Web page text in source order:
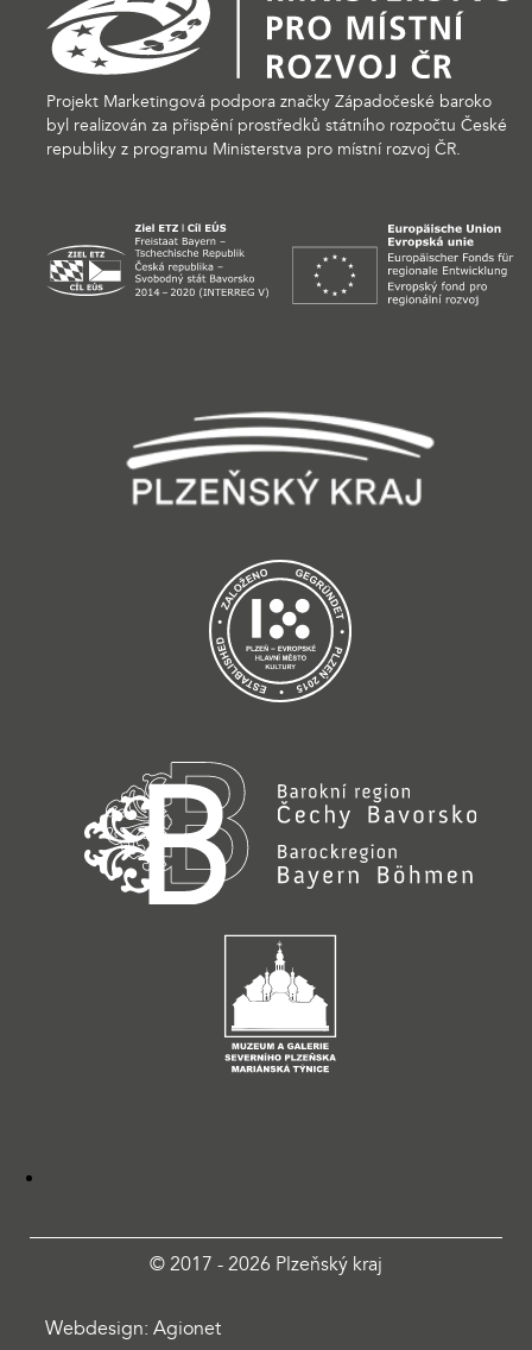
Projekt Marketingová podpora značky Západočeské baroko
byl realizován za přispění prostředků státního rozpočtu České
republiky z programu Ministerstva pro místní rozvoj ČR.
© 2017 - 2026 Plzeňský kraj
Webdesign: Agionet